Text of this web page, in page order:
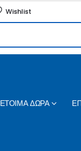
Wishlist
ΕΤΟΙΜΑ ΔΩΡΑ